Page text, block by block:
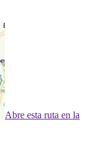
Abre esta ruta en la